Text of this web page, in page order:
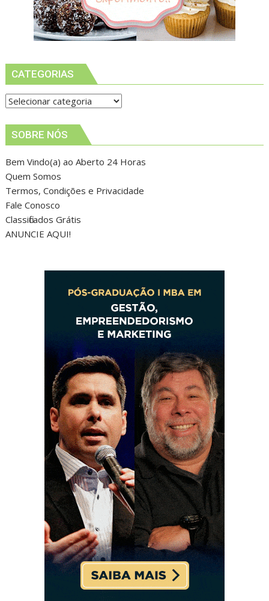
CATEGORIAS
Categorias
SOBRE NÓS
Bem Vindo(a) ao Aberto 24 Horas
Quem Somos
Termos, Condições e Privacidade
Fale Conosco
Classificados Grátis
ANUNCIE AQUI!